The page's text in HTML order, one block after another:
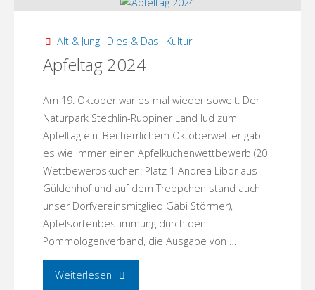
Alt & Jung, Dies & Das, Kultur
Apfeltag 2024
Am 19. Oktober war es mal wieder soweit: Der
Naturpark Stechlin-Ruppiner Land lud zum
Apfeltag ein. Bei herrlichem Oktoberwetter gab
es wie immer einen Apfelkuchenwettbewerb (20
Wettbewerbskuchen: Platz 1 Andrea Libor aus
Güldenhof und auf dem Treppchen stand auch
unser Dorfvereinsmitglied Gabi Störmer),
Apfelsortenbestimmung durch den
Pommologenverband, die Ausgabe von …
Weiterlesen "Apfeltag